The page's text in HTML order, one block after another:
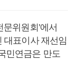
위원회’에서
대표이사 재선임
민연금은 만도